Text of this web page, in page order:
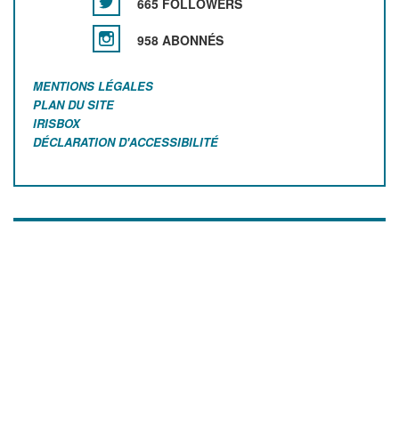
665 FOLLOWERS
958 ABONNÉS
MENTIONS LÉGALES
PLAN DU SITE
IRISBOX
DÉCLARATION D'ACCESSIBILITÉ